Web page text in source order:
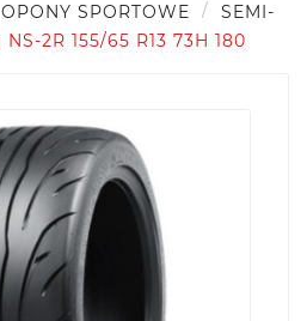
OPONY SPORTOWE
SEMI-
2R 155/65 R13 73H 180